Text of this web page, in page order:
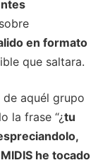
en formato
que saltara.
aquél grupo
la frase “¿tu
he tocado